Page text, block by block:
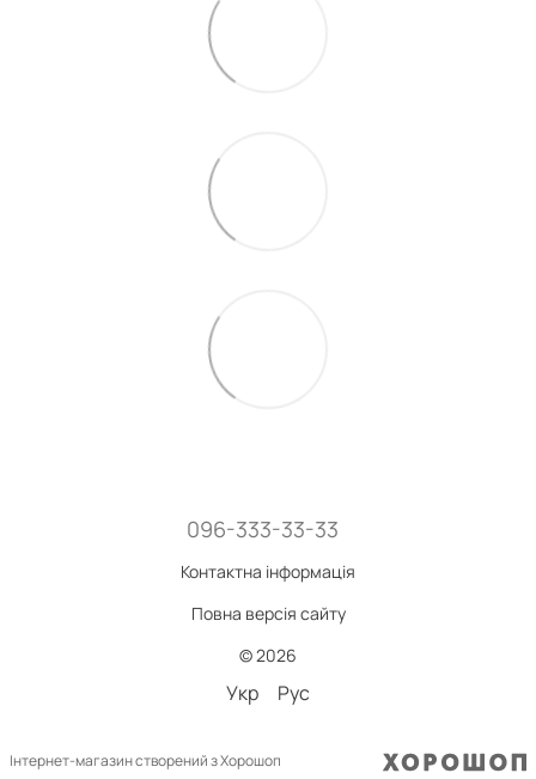
096-333-33-33
Контактна інформація
Повна версія сайту
© 2026
Укр Рус
Інтернет-магазин створений з Хорошоп